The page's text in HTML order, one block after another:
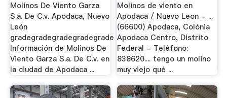
Molinos De Viento Garza
S.a. De C.v. Apodaca, Nuevo
León
gradegradegradegradegrade
Información de Molinos De
Viento Garza S.a. De C.v. en
la ciudad de Apodaca ...
Molinos de viento en
Apodaca / Nuevo Leon - ...
(66600) Apodaca, Colónia
Apodaca Centro, Distrito
Federal - Teléfono:
838620.... tengo un molino
muy viejo qué ...